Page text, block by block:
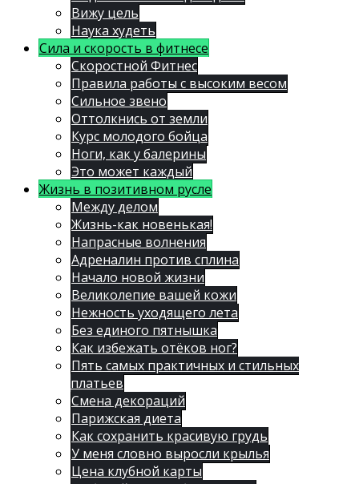
Вижу цель
Наука худеть
Сила и скорость в фитнесе
Скоростной Фитнес
Правила работы с высоким весом
Сильное звено
Оттолкнись от земли
Курс молодого бойца
Ноги, как у балерины
Это может каждый
Жизнь в позитивном русле
Между делом
Жизнь-как новенькая!
Напрасные волнения
Адреналин против сплина
Начало новой жизни
Великолепие вашей кожи
Нежность уходящего лета
Без единого пятнышка
Как избежать отёков ног?
Пять самых практичных и стильных
платьев
Смена декораций
Парижская диета
Как сохранить красивую грудь
У меня словно выросли крылья
Цена клубной карты